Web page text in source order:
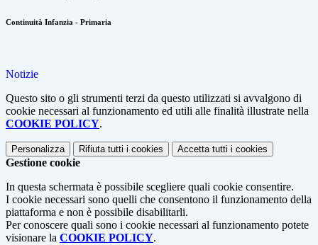
Continuità Infanzia - Primaria
Notizie
Questo sito o gli strumenti terzi da questo utilizzati si avvalgono di
cookie necessari al funzionamento ed utili alle finalità illustrate nella
COOKIE POLICY.
Personalizza Rifiuta tutti i cookies Accetta tutti i cookies
Gestione cookie
In questa schermata è possibile scegliere quali cookie consentire.
I cookie necessari sono quelli che consentono il funzionamento della
piattaforma e non è possibile disabilitarli.
Per conoscere quali sono i cookie necessari al funzionamento potete
visionare la COOKIE POLICY.